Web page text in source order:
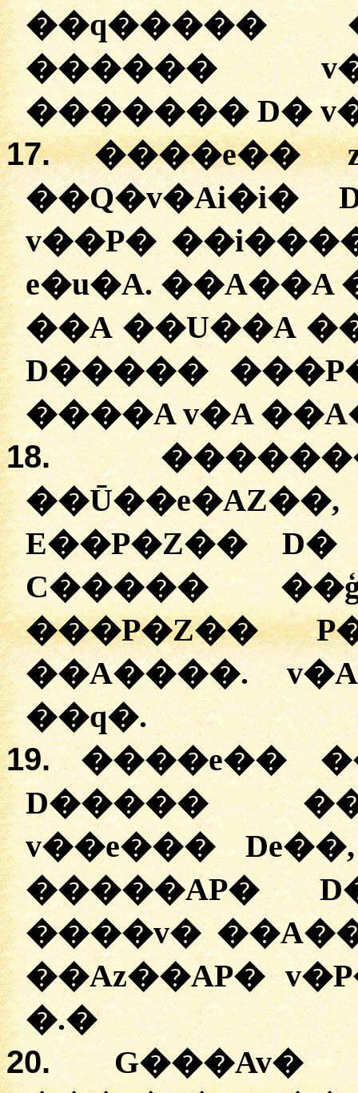
��q�����
������
������� D�
17.
����e��
��Q�v�Ai�i�
v��P�
e�u�A.
��A ��U��A
D�����
����A v�A
18.
E��P�Z�� D�
C�����
���P�Z��
��A����.
��q�.
19.
����e��
D�����
v��e���
�����AP�
����v�
��Az��AP�
�.�
20.